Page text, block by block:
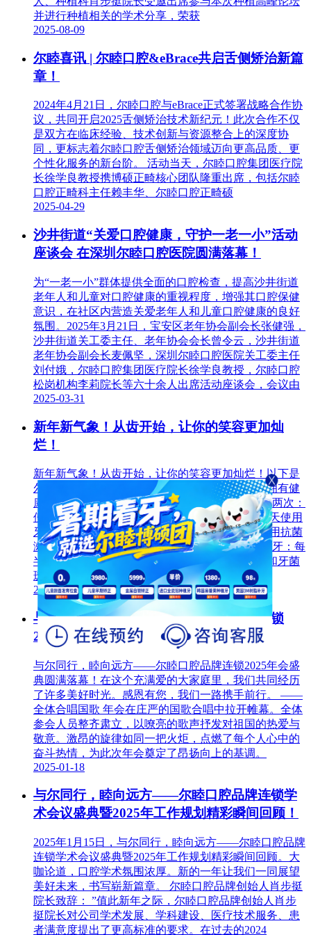
并进行种植相关的学术分享，荣获
2025-08-09
尔睦喜讯 | 尔睦口腔&eBrace共启舌侧矫治新篇
章！
2024年4月21日，尔睦口腔与eBrace正式签署战略合作协
议，共同开启2025舌侧矫治技术新纪元！此次合作不仅
是双方在临床经验、技术创新与资源整合上的深度协
同，更标志着尔睦口腔舌侧矫治领域迈向更高品质、更
个性化服务的新台阶。 活动当天，尔睦口腔集团医疗院
长徐学良教授携博硕正畸核心团队隆重出席，包括尔睦
口腔正畸科主任赖丰华、尔睦口腔正畸硕
2025-04-29
沙井街道“关爱口腔健康，守护一老一小”活动
座谈会 在深圳尔睦口腔医院圆满落幕！
为“一老一小”群体提供全面的口腔检查，提高沙井街道
老年人和儿童对口腔健康的重视程度，增强其口腔保健
意识，在社区内营造关爱老年人和儿童口腔健康的良好
氛围。2025年3月21日，宝安区老年协会副会长张健强，
沙井街道关工委主任、老年协会会长曾令云，沙井街道
老年协会副会长麦佩坚，深圳尔睦口腔医院关工委主任
刘付娥，尔睦口腔集团医疗院长徐学良教授，尔睦口腔
松岗机构李莉院长等六十余人出席活动座谈会，会议由
2025-03-31
新年新气象！从齿开始，让你的笑容更加灿
烂！
新年新气象！从齿开始，让你的笑容更加灿烂！以下是
尔睦口腔整理的一些建议，帮助你在新的一年里拥有健
康、亮白的牙齿： 1. 制定口腔护理计划 每天刷牙两次：
使用含氟牙膏，每次至少两分钟。 使用牙线：每天使用
牙线清洁牙缝，防止食物残渣堆积。 漱口水：使用抗菌
漱口水，帮助减少口腔细菌。 2. 专业护理 定期洁牙：每
半年到牙科诊所进行一次专业洁牙，去除牙结石和牙菌
斑。 牙齿
2025-02-09
与尔同行，睦向远方——尔睦口腔品牌连锁
2025年会盛典圆满落幕！
与尔同行，睦向远方——尔睦口腔品牌连锁2025年会盛
典圆满落幕！在这个充满爱的大家庭里，我们共同经历
了许多美好时光。感恩有您，我们一路携手前行。 ——
全体合唱国歌 年会在庄严的国歌合唱中拉开帷幕。全体
参会人员整齐肃立，以嘹亮的歌声抒发对祖国的热爱与
敬意。激昂的旋律如同一把火炬，点燃了每个人心中的
奋斗热情，为此次年会奠定了昂扬向上的基调。
2025-01-18
与尔同行，睦向远方——尔睦口腔品牌连锁学
术会议盛典暨2025年工作规划精彩瞬间回顾！
2025年1月15日，与尔同行，睦向远方——尔睦口腔品牌
连锁学术会议盛典暨2025年工作规划精彩瞬间回顾。大
咖论道，口腔学术氛围浓厚。新的一年让我们一同展望
美好未来，书写崭新篇章。 尔睦口腔品牌创始人肖步挺
院长致辞： ”值此新年之际，尔睦口腔品牌创始人肖步
挺院长对公司学术发展、学科建设、医疗技术服务、患
者满意度提出了更高标准的要求。在过去的2024